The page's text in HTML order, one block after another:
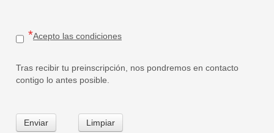
Acepto las condiciones
Tras recibir tu preinscripción, nos pondremos en contacto
contigo lo antes posible.
Enviar Limpiar